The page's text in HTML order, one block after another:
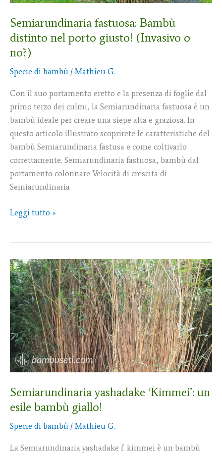
Semiarundinaria fastuosa: Bambù
distinto nel porto giusto! (Invasivo o
no?)
Specie di bambù / Mathieu G.
Con il suo portamento eretto e la presenza di foglie dal
primo terzo dei culmi, la Semiarundinaria fastuosa è un
bambù ideale per creare una siepe alta e graziosa. In
questo articolo illustrato scoprirete le caratteristiche del
bambù Semiarundinaria fastusa e come coltivarlo
correttamente. Semiarundinaria fastuosa, bambù dal
portamento colonnare Velocità di crescita di
Semiarundinaria
Leggi tutto »
Semiarundinaria yashadake ‘Kimmei’: un
esile bambù giallo!
Specie di bambù / Mathieu G.
La Semiarundinaria yashadake f. kimmei è un bambù
Semiarundinaria
yashadake
‘Kimmei’:
un
esile
bambù
giallo!